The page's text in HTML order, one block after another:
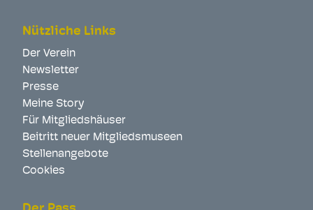
Nützliche Links
Der Verein
Newsletter
Presse
Meine Story
Für Mitgliedshäuser
Beitritt neuer Mitgliedsmuseen
Stellenangebote
Cookies